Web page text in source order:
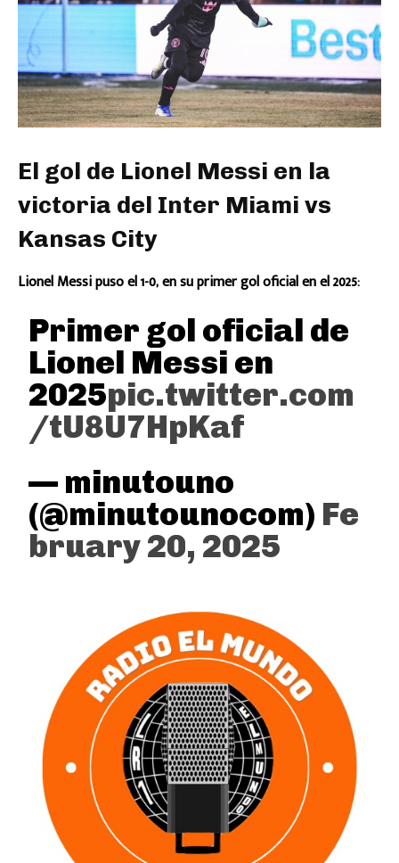
El gol de Lionel Messi en la
victoria del Inter Miami vs
Kansas City
Lionel Messi puso el 1-0, en su primer gol oficial en el 2025:
Primer gol oficial de
Lionel Messi en
2025pic.twitter.com
/tU8U7HpKaf
— minutouno
(@minutounocom) Fe
bruary 20, 2025